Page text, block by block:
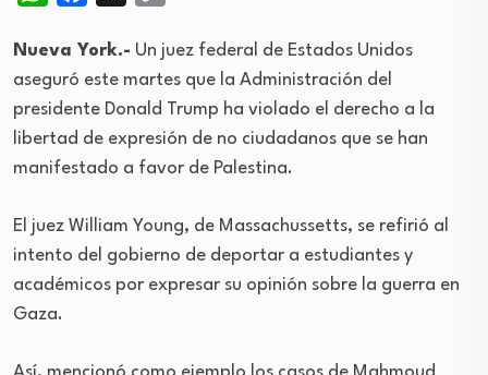
Nueva York.- Un juez federal de Estados Unidos
aseguró este martes que la Administración del
presidente Donald Trump ha violado el derecho a la
libertad de expresión de no ciudadanos que se han
manifestado a favor de Palestina.
El juez William Young, de Massachussetts, se refirió al
intento del gobierno de deportar a estudiantes y
académicos por expresar su opinión sobre la guerra en
Gaza.